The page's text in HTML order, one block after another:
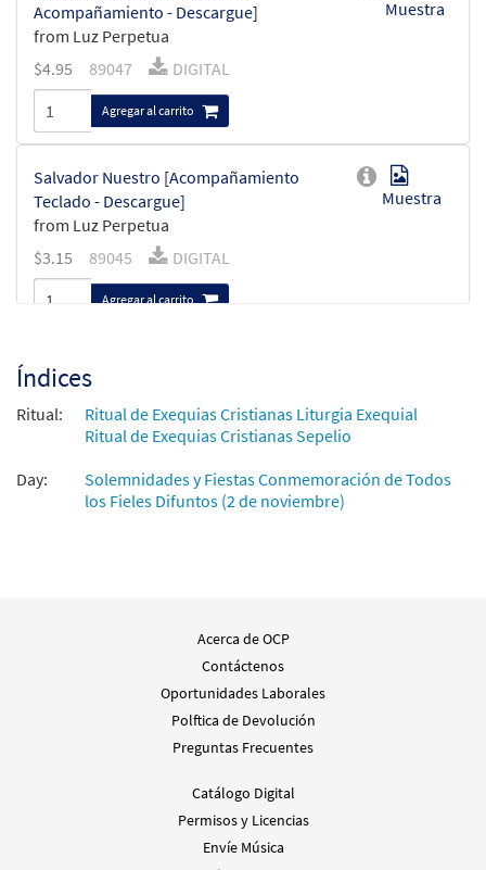
Acompañamiento - Descargue]
from Luz Perpetua
Muestra
$4.95 89047 DIGITAL
Agregar al carrito
Salvador Nuestro [Acompañamiento
Teclado - Descargue]
from Luz Perpetua
Muestra
$3.15 89045 DIGITAL
Agregar al carrito
Salvador Nuestro [Acompañamiento
Guitarra - Descargue]
from Luz Perpetua
89046 DIGITAL
Agregar al carrito
Índices
Ritual:
Ritual de Exequias Cristianas Liturgia Exequial
Ritual de Exequias Cristianas Sepelio
Day:
Solemnidades y Fiestas Conmemoración de Todos
los Fieles Difuntos (2 de noviembre)
Acerca de OCP
Contáctenos
Oportunidades Laborales
Polftica de Devolución
Preguntas Frecuentes
Catálogo Digital
Permisos y Licencias
Envíe Música